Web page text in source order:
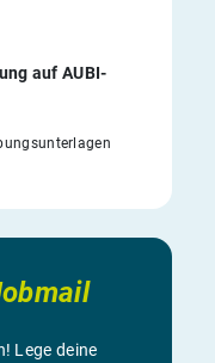
auf AUBI-
Lege deine